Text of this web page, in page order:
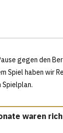
gegen den
Spiel haben wir
Spielplan.
waren